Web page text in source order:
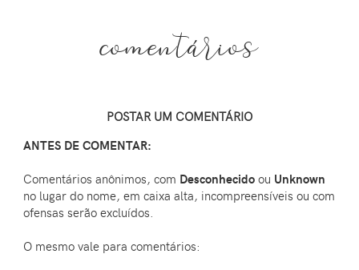
comentários
POSTAR UM COMENTÁRIO
ANTES DE COMENTAR:
Comentários anônimos, com Desconhecido ou Unknown
no lugar do nome, em caixa alta, incompreensíveis ou com
ofensas serão excluídos.
O mesmo vale para comentários: